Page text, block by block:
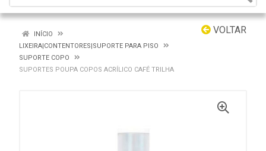
VOLTAR
INÍCIO
LIXEIRA|CONTENTORES|SUPORTE PARA PISO
SUPORTE COPO
SUPORTES POUPA COPOS ACRÍLICO CAFÉ TRILHA